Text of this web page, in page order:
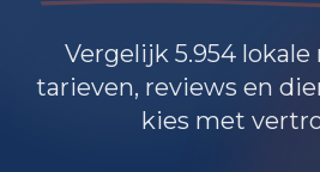
Vergelijk 5.954 lokale
tarieven, reviews en
kies met